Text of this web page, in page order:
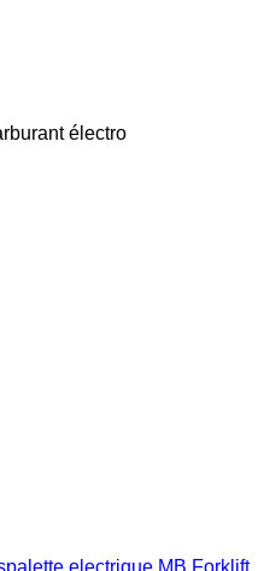
électro